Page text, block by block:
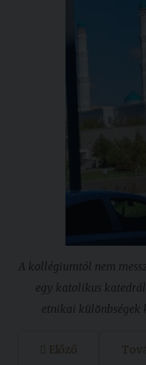
A kollégiumtól nem
egy katolikus
etnikai különbségek
Előző